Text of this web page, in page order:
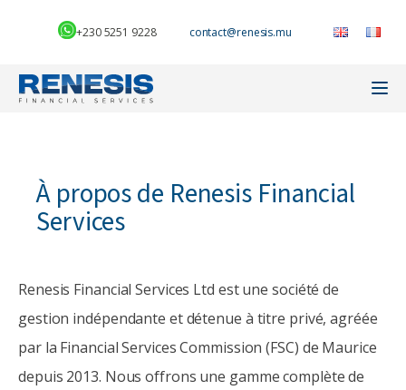
+230 5251 9228
À propos de Renesis Financial
Services
Renesis Financial Services Ltd est une société de
gestion indépendante et détenue à titre privé, agréée
par la Financial Services Commission (FSC) de Maurice
depuis 2013. Nous offrons une gamme complète de